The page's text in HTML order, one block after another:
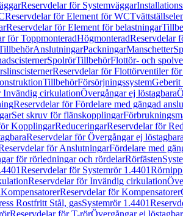
Reservdelar för Systemväggar
Reservdelar för Element för WC
Reservdelar för Element för belastningar
för ToppmonteradHögmonteradReservdelar
AnslutningarPackningarManschetter
SpolrörTillbehörFlottör- och
Reservdelar för Flottörventiler
TillbehörFörsörjningssystem
Invändig cirkulationÖvergångar ej löstagbara
Reservdelar för Fördelare med gängad
Set skruv för flänskopplingar
KopplingarReduceringarReservdelar för
Reservdelar för Övergångar ej löstagbara
för AnslutningarFördelare med
för rörledningar och rördelarRörfästen
Reservdelar för Systemrör 1.4401
Reservdelar för Invändig cirkulation
KompensatorerReservdelar för Kompensatorer
Rostfritt Stål, gasSystemrör 1.4401
Reservdelar för T-rörÖvergångar ej